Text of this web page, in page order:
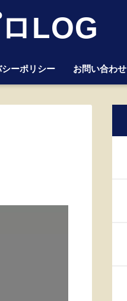
LOG
ーポリシー お問い合わせ